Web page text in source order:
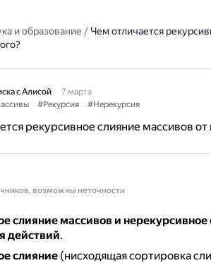
и образование / Чем отличается
с Алисой
7 марта
#Рекурсия #Нерекурсия
рекурсивное слияние массивов
возможны неточности
слияние массивов и
действий.
слияние(нисходящая сортировка